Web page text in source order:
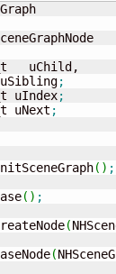
uChild,
;
uIndex
;
uNext
;
( ) ;
( ) ;
(
(